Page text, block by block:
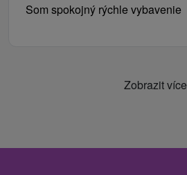
Som spokojný rýchle vybavenie
Zobrazit více